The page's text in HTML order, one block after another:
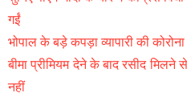
गईं
भोपाल के बड़े कपड़ा व्यापारी की
बीमा प्रीमियम देने के बाद रसीद मिलने
नहीं